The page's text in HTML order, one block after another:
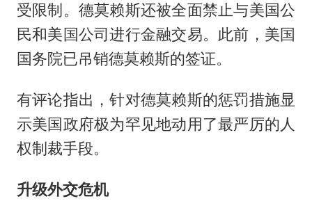
受限制。德莫赖斯还被全面禁止与美国公
民和美国公司进行金融交易。此前，美国
国务院已吊销德莫赖斯的签证。
有评论指出，针对德莫赖斯的惩罚措施显
示美国政府极为罕见地动用了最严厉的人
权制裁手段。
升级外交危机